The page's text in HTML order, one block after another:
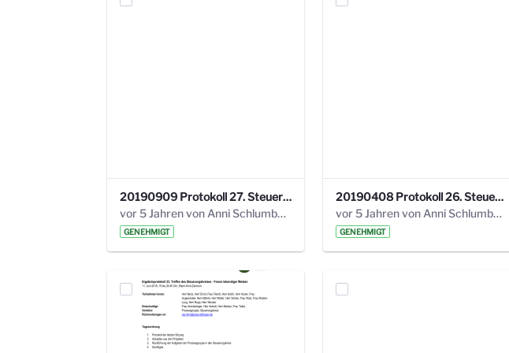
20190909 Protokoll 27. Steuerungskreis.pdf
vor 5 Jahren von Anni Schlumberger
GENEHMIGT
20190408 Protokoll 26. Steuerungskreis.pdf
vor 5 Jahren von Anni Schlumberger
GENEHMIGT